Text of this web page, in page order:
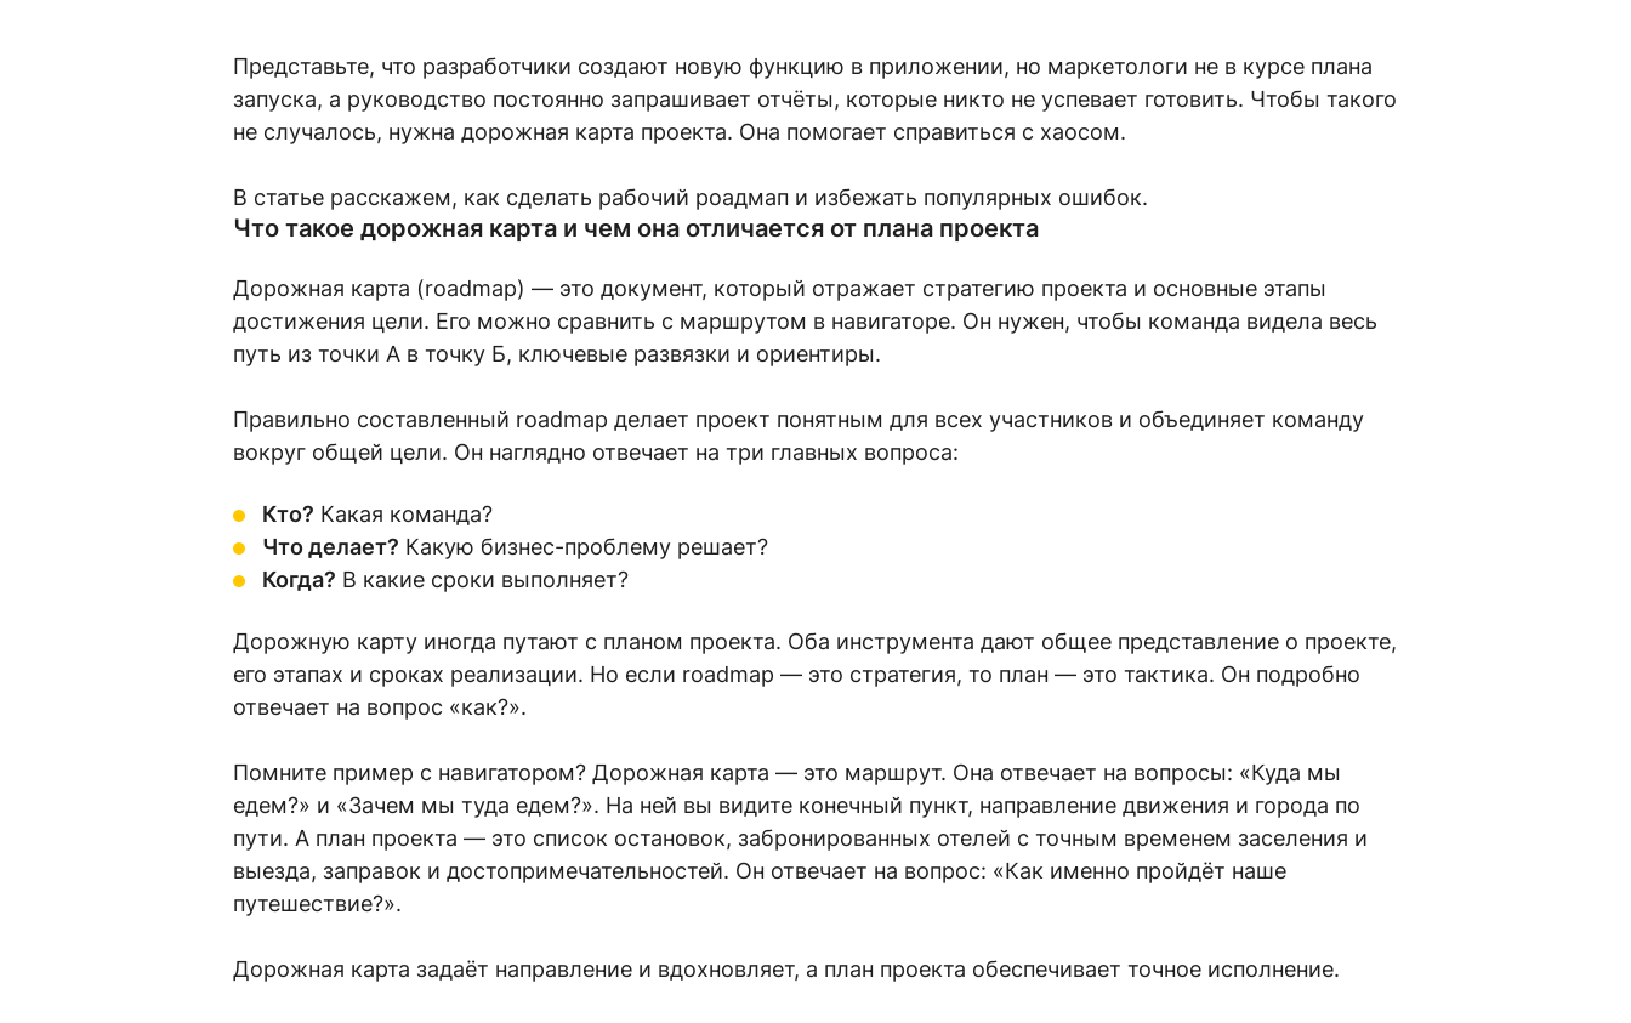
Представьте, что разработчики создают новую функцию в приложении, но маркетологи не в курсе плана
запуска, а руководство постоянно запрашивает отчёты, которые никто не успевает готовить. Чтобы такого
не случалось, нужна дорожная карта проекта. Она помогает справиться с хаосом.
В статье расскажем, как сделать рабочий роадмап и избежать популярных ошибок.
Что такое дорожная карта и чем она отличается от плана проекта
Дорожная карта (roadmap) — это документ, который отражает стратегию проекта и основные этапы
достижения цели. Его можно сравнить с маршрутом в навигаторе. Он нужен, чтобы команда видела весь
путь из точки А в точку Б, ключевые развязки и ориентиры.
Правильно составленный roadmap делает проект понятным для всех участников и объединяет команду
вокруг общей цели. Он наглядно отвечает на три главных вопроса:
Кто? Какая команда?
Что делает? Какую бизнес-проблему решает?
Когда? В какие сроки выполняет?
Дорожную карту иногда путают с планом проекта. Оба инструмента дают общее представление о проекте,
его этапах и сроках реализации. Но если roadmap — это стратегия, то план — это тактика. Он подробно
отвечает на вопрос «как?».
Помните пример с навигатором? Дорожная карта — это маршрут. Она отвечает на вопросы: «Куда мы
едем?» и «Зачем мы туда едем?». На ней вы видите конечный пункт, направление движения и города по
пути. А план проекта — это список остановок, забронированных отелей с точным временем заселения и
выезда, заправок и достопримечательностей. Он отвечает на вопрос: «Как именно пройдёт наше
путешествие?».
Дорожная карта задаёт направление и вдохновляет, а план проекта обеспечивает точное исполнение.